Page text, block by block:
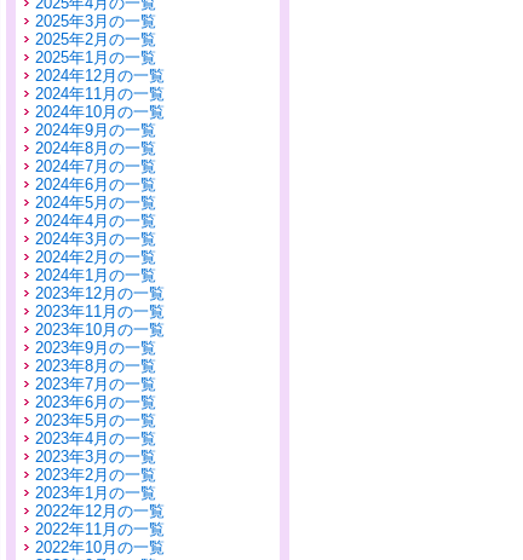
2025年3月の一覧
2025年2月の一覧
2025年1月の一覧
2024年12月の一覧
2024年11月の一覧
2024年10月の一覧
2024年9月の一覧
2024年8月の一覧
2024年7月の一覧
2024年6月の一覧
2024年5月の一覧
2024年4月の一覧
2024年3月の一覧
2024年2月の一覧
2024年1月の一覧
2023年12月の一覧
2023年11月の一覧
2023年10月の一覧
2023年9月の一覧
2023年8月の一覧
2023年7月の一覧
2023年6月の一覧
2023年5月の一覧
2023年4月の一覧
2023年3月の一覧
2023年2月の一覧
2023年1月の一覧
2022年12月の一覧
2022年11月の一覧
2022年10月の一覧